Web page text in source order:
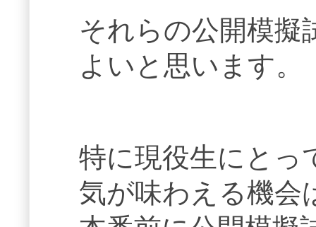
それらの公開模擬
よいと思います。
特に現役生にとっ
気が味わえる機会